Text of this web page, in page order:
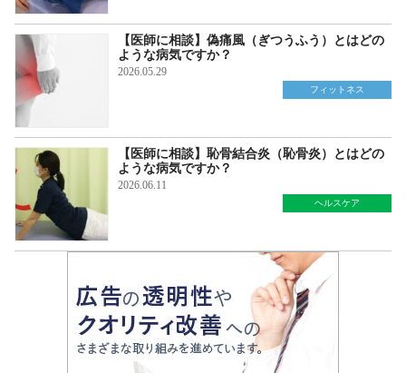
【医師に相談】偽痛風（ぎつうふう）とはどの
ような病気ですか？
2026.05.29
フィットネス
【医師に相談】恥骨結合炎（恥骨炎）とはどの
ような病気ですか？
2026.06.11
ヘルスケア